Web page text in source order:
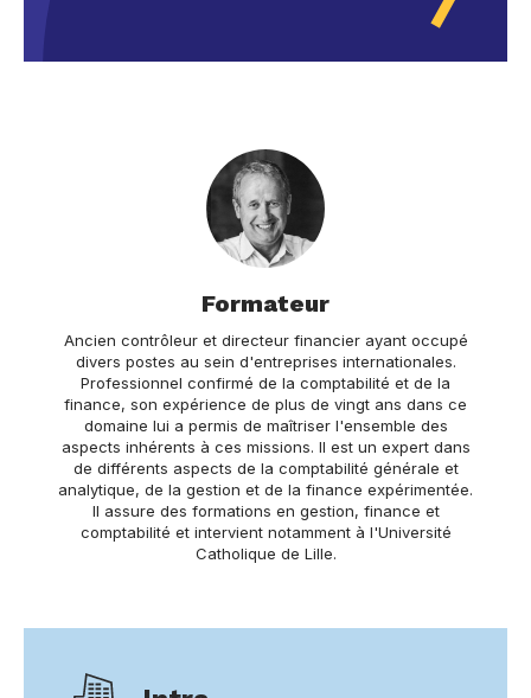
Formateur
Ancien contrôleur et directeur financier ayant occupé
divers postes au sein d'entreprises internationales.
Professionnel confirmé de la comptabilité et de la
finance, son expérience de plus de vingt ans dans ce
domaine lui a permis de maîtriser l'ensemble des
aspects inhérents à ces missions. Il est un expert dans
de différents aspects de la comptabilité générale et
analytique, de la gestion et de la finance expérimentée.
Il assure des formations en gestion, finance et
comptabilité et intervient notamment à l'Université
Catholique de Lille.